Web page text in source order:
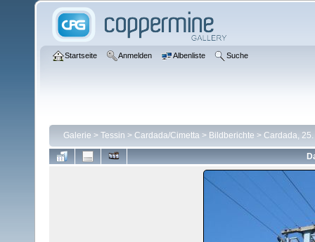
Startseite Anmelden Albenliste Suche
Galerie > Tessin > Cardada/Cimetta > Bildberichte > Cardada,